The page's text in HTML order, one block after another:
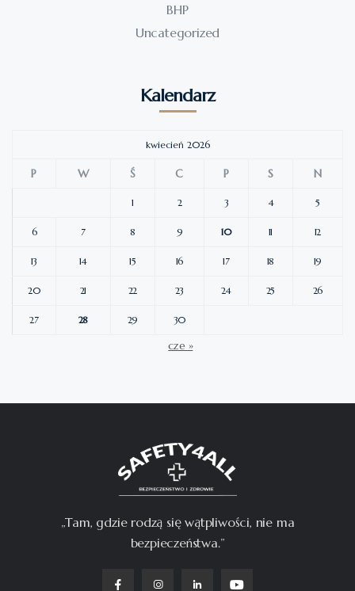
BHP
Uncategorized
Kalendarz
kwiecień 2026
P W Ś C P S N
1 2 3 4 5
6 7 8 9 10 11 12
13 14 15 16 17 18 19
20 21 22 23 24 25 26
27 28 29 30
cze »
„Tam, gdzie rodzą się wątpliwości, nie ma
bezpieczeństwa.”